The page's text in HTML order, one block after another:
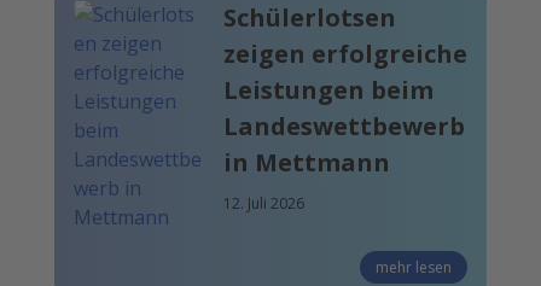
Schülerlotsen
zeigen erfolgreiche
Leistungen beim
Landeswettbewerb
in Mettmann
12. Juli 2026
mehr lesen